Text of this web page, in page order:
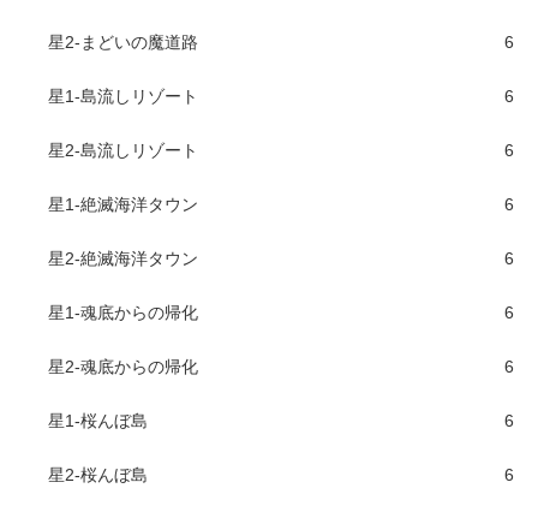
星2-まどいの魔道路 6
星1-島流しリゾート 6
星2-島流しリゾート 6
星1-絶滅海洋タウン 6
星2-絶滅海洋タウン 6
星1-魂底からの帰化 6
星2-魂底からの帰化 6
星1-桜んぼ島 6
星2-桜んぼ島 6